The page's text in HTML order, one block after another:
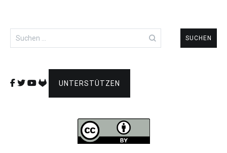
Suchen
nach:
UNTERSTÜTZEN